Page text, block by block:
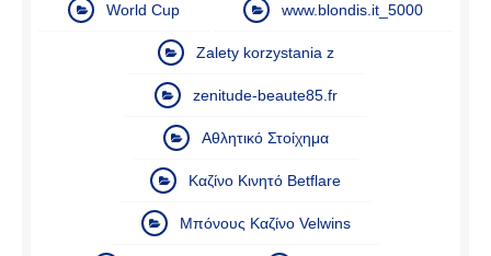
World Cup www.blondis.it_5000
Zalety korzystania z
zenitude-beaute85.fr
Αθλητικό Στοίχημα
Καζίνο Κινητό Betflare
Μπόνους Καζίνο Velwins